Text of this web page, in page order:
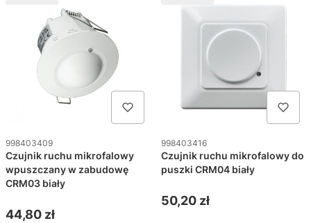
Kod produktu
998403409
Czujnik ruchu mikrofalowy
wpuszczany w zabudowę
CRM03 biały
Cena
44,80 zł
Kod produktu
998403416
Czujnik ruchu mikrofalowy do
puszki CRM04 biały
Cena
50,20 zł